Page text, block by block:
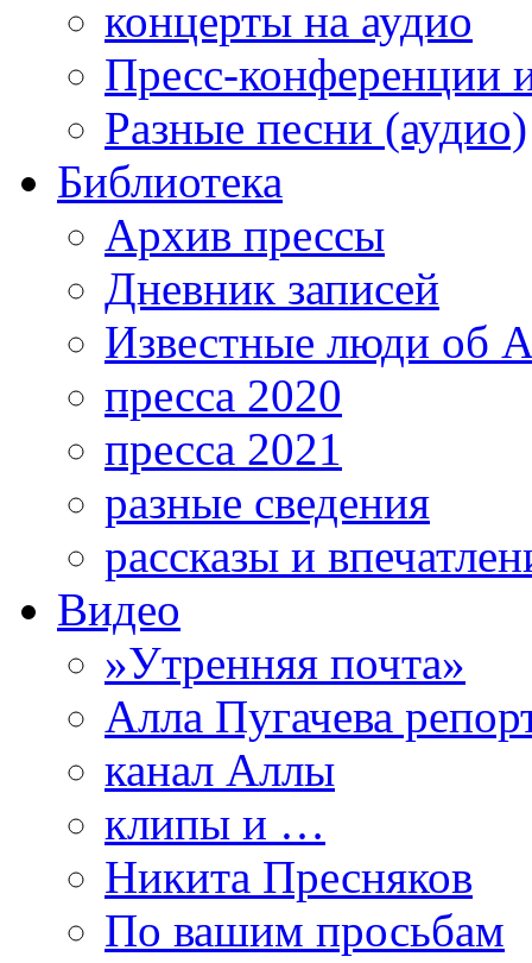
концерты на аудио
Пресс-конференции
Разные песни (аудио)
Библиотека
Архив прессы
Дневник записей
Известные люди об
пресса 2020
пресса 2021
разные сведения
рассказы и
Видео
»Утренняя почта»
Алла Пугачева
канал Аллы
клипы и …
Никита Пресняков
По вашим просьбам